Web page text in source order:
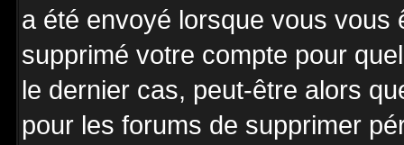
a été envoyé lorsque vous
supprimé votre compte pour
le dernier cas, peut-être alors
pour les forums de supprimer